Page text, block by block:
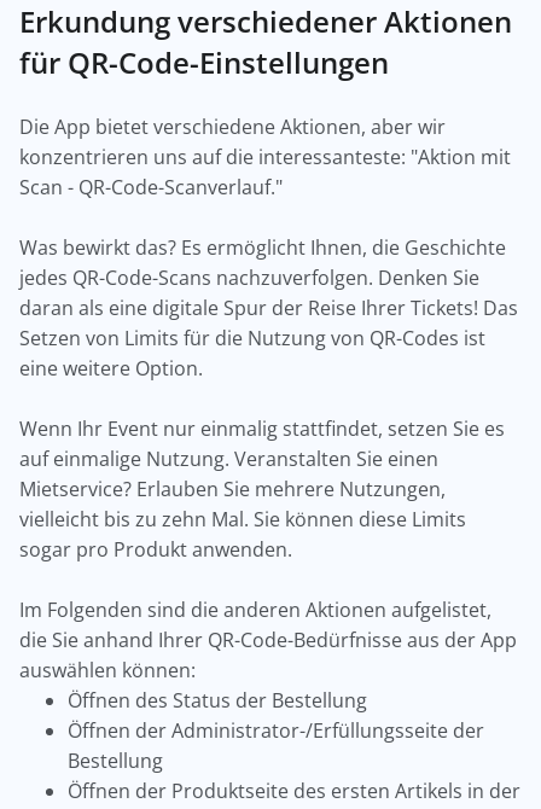
Erkundung verschiedener Aktionen
für QR-Code-Einstellungen
Die App bietet verschiedene Aktionen, aber wir
konzentrieren uns auf die interessanteste: "Aktion mit
Scan - QR-Code-Scanverlauf."
Was bewirkt das? Es ermöglicht Ihnen, die Geschichte
jedes QR-Code-Scans nachzuverfolgen. Denken Sie
daran als eine digitale Spur der Reise Ihrer Tickets! Das
Setzen von Limits für die Nutzung von QR-Codes ist
eine weitere Option.
Wenn Ihr Event nur einmalig stattfindet, setzen Sie es
auf einmalige Nutzung. Veranstalten Sie einen
Mietservice? Erlauben Sie mehrere Nutzungen,
vielleicht bis zu zehn Mal. Sie können diese Limits
sogar pro Produkt anwenden.
Im Folgenden sind die anderen Aktionen aufgelistet,
die Sie anhand Ihrer QR-Code-Bedürfnisse aus der App
auswählen können:
Öffnen des Status der Bestellung
Öffnen der Administrator-/Erfüllungsseite der
Bestellung
Öffnen der Produktseite des ersten Artikels in der